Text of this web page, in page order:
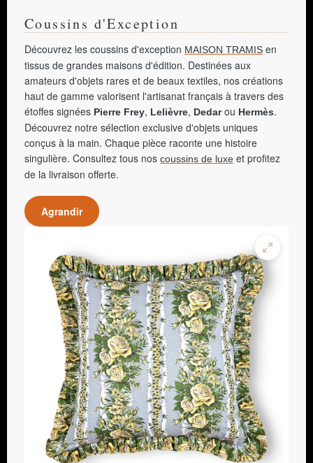
Coussins d'Exception
Découvrez les coussins d'exception MAISON TRAMIS en
tissus de grandes maisons d'édition. Destinées aux
amateurs d'objets rares et de beaux textiles, nos créations
haut de gamme valorisent l'artisanat français à travers des
étoffes signées Pierre Frey, Lelièvre, Dedarou Hermès.
Découvrez notre sélection exclusive d'objets uniques
conçus à la main. Chaque pièce raconte une histoire
singulière. Consultez tous nos coussins de luxe et profitez
de la livraison offerte.
Agrandir